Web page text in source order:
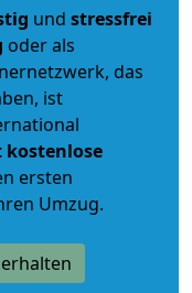
und stressfrei
oder als
das
ist
kostenlose
ersten
Umzug.